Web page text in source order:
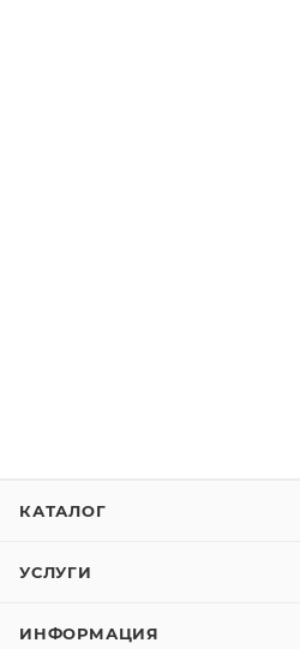
КАТАЛОГ
УСЛУГИ
ИНФОРМАЦИЯ